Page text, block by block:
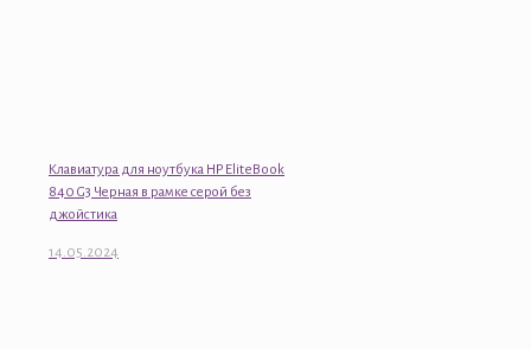
Клавиатура для ноутбука HP EliteBook
840 G3 Черная в рамке серой без
джойстика
14.05.2024